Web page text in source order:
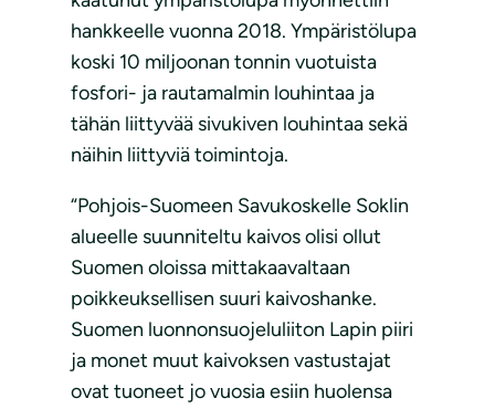
hankkeelle vuonna 2018. Ympäristölupa
koski 10 miljoonan tonnin vuotuista
fosfori- ja rautamalmin louhintaa ja
tähän liittyvää sivukiven louhintaa sekä
näihin liittyviä toimintoja.
“Pohjois-Suomeen Savukoskelle Soklin
alueelle suunniteltu kaivos olisi ollut
Suomen oloissa mittakaavaltaan
poikkeuksellisen suuri kaivoshanke.
Suomen luonnonsuojeluliiton Lapin piiri
ja monet muut kaivoksen vastustajat
ovat tuoneet jo vuosia esiin huolensa